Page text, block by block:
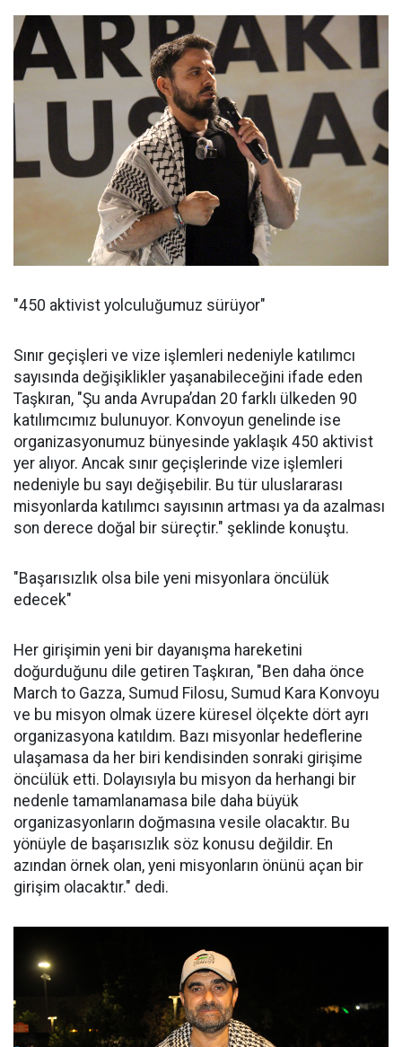
"450 aktivist yolculuğumuz sürüyor"
Sınır geçişleri ve vize işlemleri nedeniyle katılımcı
sayısında değişiklikler yaşanabileceğini ifade eden
Taşkıran, "Şu anda Avrupa’dan 20 farklı ülkeden 90
katılımcımız bulunuyor. Konvoyun genelinde ise
organizasyonumuz bünyesinde yaklaşık 450 aktivist
yer alıyor. Ancak sınır geçişlerinde vize işlemleri
nedeniyle bu sayı değişebilir. Bu tür uluslararası
misyonlarda katılımcı sayısının artması ya da azalması
son derece doğal bir süreçtir." şeklinde konuştu.
"Başarısızlık olsa bile yeni misyonlara öncülük
edecek"
Her girişimin yeni bir dayanışma hareketini
doğurduğunu dile getiren Taşkıran, "Ben daha önce
March to Gazza, Sumud Filosu, Sumud Kara Konvoyu
ve bu misyon olmak üzere küresel ölçekte dört ayrı
organizasyona katıldım. Bazı misyonlar hedeflerine
ulaşamasa da her biri kendisinden sonraki girişime
öncülük etti. Dolayısıyla bu misyon da herhangi bir
nedenle tamamlanamasa bile daha büyük
organizasyonların doğmasına vesile olacaktır. Bu
yönüyle de başarısızlık söz konusu değildir. En
azından örnek olan, yeni misyonların önünü açan bir
girişim olacaktır." dedi.